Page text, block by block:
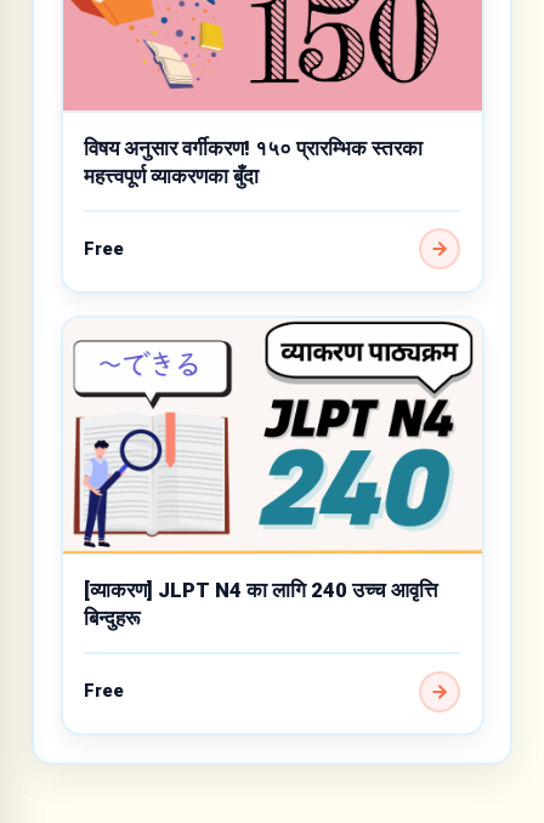
विषय अनुसार वर्गीकरण! १५० प्रारम्भिक स्तरका
महत्त्वपूर्ण व्याकरणका बुँदा
Free
[व्याकरण] JLPT N4 का लागि 240 उच्च आवृत्ति
बिन्दुहरू
Free